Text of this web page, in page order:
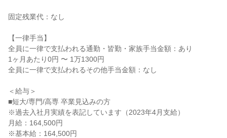
固定残業代：なし
【一律手当】
全員に一律で支払われる通勤・皆勤・家族手当金額：あり
1ヶ月あたり0円 〜 1万1300円
全員に一律で支払われるその他手当金額：なし
＜給与＞
■短大/専門/高専 卒業見込みの方
※過去入社月実績を表記しています（2023年4月支給）
月給：164,500円
※基本給：164,500円